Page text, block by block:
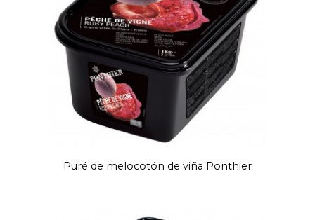
Puré de melocotón de viña Ponthier